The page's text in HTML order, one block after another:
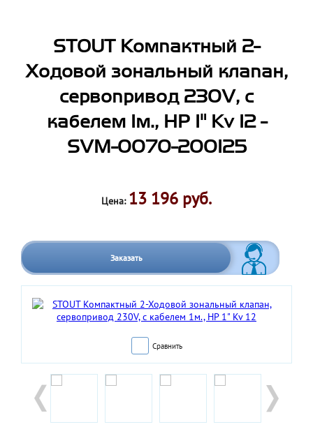
STOUT Компактный 2-
Ходовой зональный клапан,
сервопривод 230V, с
кабелем 1м., НР 1" Kv 12 -
SVM-0070-200125
Цена: 13 196 руб.
Заказать
Сравнить